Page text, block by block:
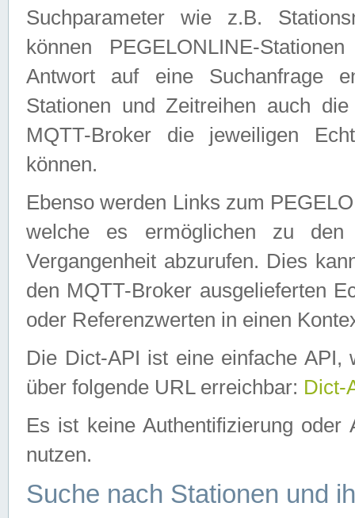
Suchparameter wie z.B.
können PEGELONLINE-
Antwort auf eine Suchanfrage
Stationen und Zeitreihen auch
MQTT-Broker die jeweiligen
können.
Ebenso werden Links zum
welche es ermöglichen zu den
Vergangenheit abzurufen. Dies
den MQTT-Broker ausgelieferten
oder Referenzwerten in einen
Die Dict-API ist eine einfache API,
über folgende URL erreichbar: Dict-
Es ist keine Authentifizierung
nutzen.
Suche nach Stationen und